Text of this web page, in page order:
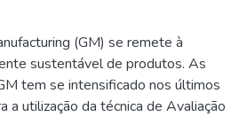
(GM) se remete à
sustentável de produtos. As
tem se intensificado nos últimos
a utilização da técnica de Avaliação